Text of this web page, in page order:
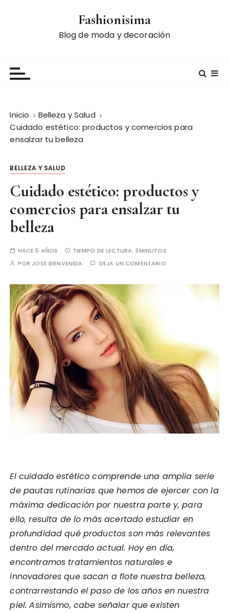
Fashionisima
Blog de moda y decoración
Inicio
Belleza y Salud
Cuidado estético: productos y comercios para
ensalzar tu belleza
BELLEZA Y SALUD
Cuidado estético: productos y
comercios para ensalzar tu
belleza
HACE 5 AÑOS TIEMPO DE LECTURA: 3MINUTOS
POR JOSE BIENVENIDA DEJA UN COMENTARIO
El cuidado estético comprende una amplia serie
de pautas rutinarias que hemos de ejercer con la
máxima dedicación por nuestra parte y, para
ello, resulta de lo más acertado estudiar en
profundidad qué productos son más relevantes
dentro del mercado actual. Hoy en día,
encontramos tratamientos naturales e
innovadores que sacan a flote nuestra belleza,
contrarrestando el paso de los años en nuestra
piel. Asimismo, cabe señalar que existen